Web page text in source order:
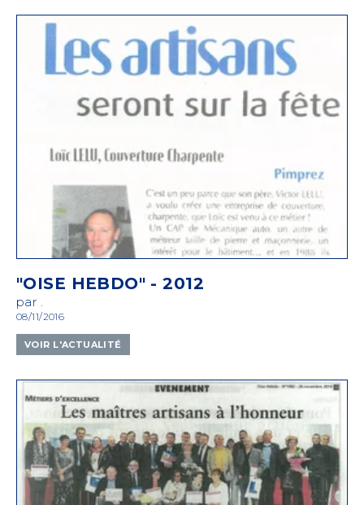
"OISE HEBDO" - 2012
par .
08/11/2016
VOIR L'ACTUALITÉ